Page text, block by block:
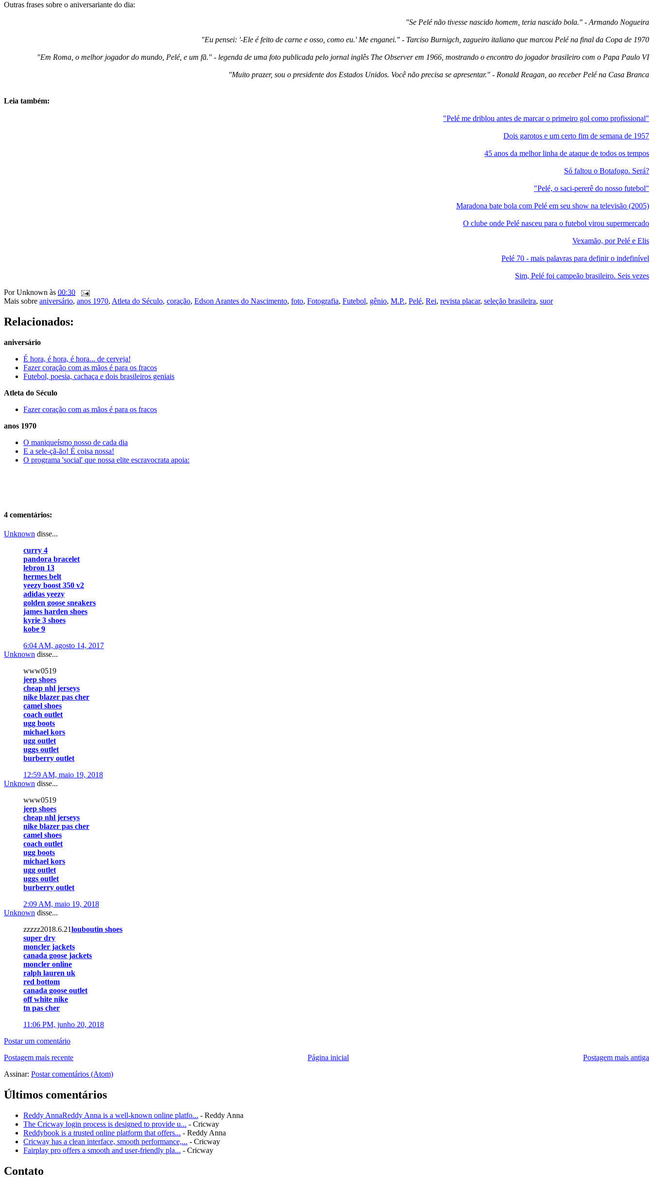
Outras frases sobre o aniversariante do dia:
"Se Pelé não tivesse nascido homem, teria nascido bola." - Armando Nogueira
"Eu pensei: '-Ele é feito de carne e osso, como eu.' Me enganei." - Tarciso Burnigch, zagueiro italiano que marcou Pelé na final da Copa de 1970
"Em Roma, o melhor jogador do mundo, Pelé, e um fã." - legenda de uma foto publicada pelo jornal inglês The Observer em 1966, mostrando o encontro do jogador brasileiro com o Papa Paulo VI
"Muito prazer, sou o presidente dos Estados Unidos. Você não precisa se apresentar." - Ronald Reagan, ao receber Pelé na Casa Branca
Leia também:
"Pelé me driblou antes de marcar o primeiro gol como profissional"
Dois garotos e um certo fim de semana de 1957
45 anos da melhor linha de ataque de todos os tempos
Só faltou o Botafogo. Será?
"Pelé, o saci-pererê do nosso futebol"
Maradona bate bola com Pelé em seu show na televisão (2005)
O clube onde Pelé nasceu para o futebol virou supermercado
Vexamão, por Pelé e Elis
Pelé 70 - mais palavras para definir o indefinível
Sim, Pelé foi campeão brasileiro. Seis vezes
PorUnknown às 00:30
Mais sobre aniversário, anos 1970, Atleta do Século, coração, Edson Arantes do Nascimento, foto, Fotografia, Futebol, gênio, M.P., Pelé, Rei, revista placar, seleção brasileira, suor
Relacionados:
aniversário
É hora, é hora, é hora... de cerveja!
Fazer coração com as mãos é para os fracos
Futebol, poesia, cachaça e dois brasileiros geniais
Atleta do Século
Fazer coração com as mãos é para os fracos
anos 1970
O maniqueísmo nosso de cada dia
E a sele-çã-ão! É coisa nossa!
O programa 'social' que nossa elite escravocrata apoia:
4 comentários:
Unknown disse...
curry 4
pandora bracelet
lebron 13
hermes belt
yeezy boost 350 v2
adidas yeezy
golden goose sneakers
james harden shoes
kyrie 3 shoes
kobe 9
6:04 AM, agosto 14, 2017
Unknown disse...
www0519
jeep shoes
cheap nhl jerseys
nike blazer pas cher
camel shoes
coach outlet
ugg boots
michael kors
ugg outlet
uggs outlet
burberry outlet
12:59 AM, maio 19, 2018
Unknown disse...
www0519
jeep shoes
cheap nhl jerseys
nike blazer pas cher
camel shoes
coach outlet
ugg boots
michael kors
ugg outlet
uggs outlet
burberry outlet
2:09 AM, maio 19, 2018
Unknown disse...
zzzzz2018.6.21louboutin shoes
super dry
moncler jackets
canada goose jackets
moncler online
ralph lauren uk
red bottom
canada goose outlet
off white nike
tn pas cher
11:06 PM, junho 20, 2018
Postar um comentário
Postagem mais recente
Postagem mais antiga
Página inicial
Assinar: Postar comentários (Atom)
Últimos comentários
Reddy AnnaReddy Anna is a well-known online platfo... - Reddy Anna
The Cricway login process is designed to provide u... - Cricway
Reddybook is a trusted online platform that offers... - Reddy Anna
Cricway has a clean interface, smooth performance,... - Cricway
Fairplay pro offers a smooth and user-friendly pla... - Cricway
Contato